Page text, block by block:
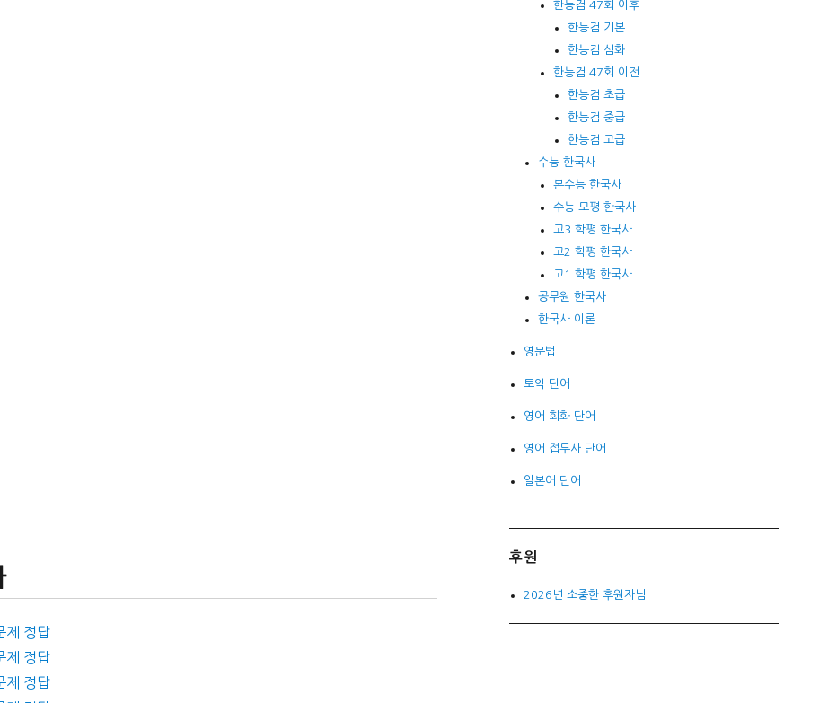
제 정답
제 정답
제 정답
한능검 47회 이후
한능검 기본
한능검 심화
한능검 47회 이전
한능검 초급
한능검 중급
한능검 고급
수능 한국사
본수능 한국사
수능 모평 한국사
고3 학평 한국사
고2 학평 한국사
고1 학평 한국사
공무원 한국사
한국사 이론
영문법
토익 단어
영어 회화 단어
영어 접두사 단어
일본어 단어
후원
2026년 소중한 후원자님